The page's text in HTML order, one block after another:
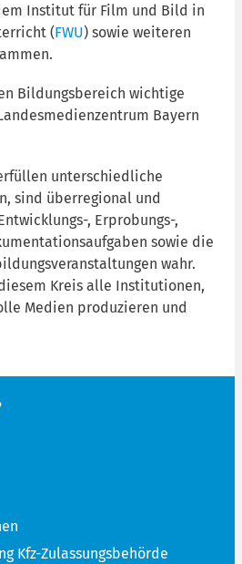
Institut für Film und Bild in
(FWU) sowie weiteren
Bildungsbereich wichtige
Bayern
unterschiedliche
sind überregional und
, Erprobungs-,
sowie die
wahr.
Kreis alle Institutionen,
Medien produzieren und
Kfz-Zulassungsbehörde